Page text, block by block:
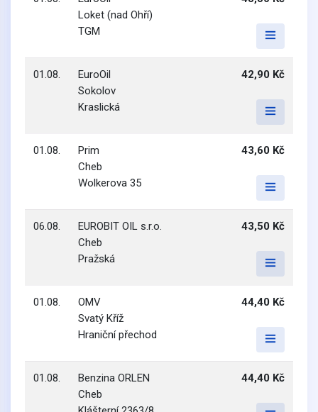
Loket (nad Ohří)
TGM
01.08.
EuroOil
Sokolov
Kraslická
42,90 Kč
01.08.
Prim
Cheb
Wolkerova 35
43,60 Kč
06.08.
EUROBIT OIL s.r.o.
Cheb
Pražská
43,50 Kč
01.08.
OMV
Svatý Kříž
Hraniční přechod
44,40 Kč
01.08.
Benzina ORLEN
Cheb
44,40 Kč